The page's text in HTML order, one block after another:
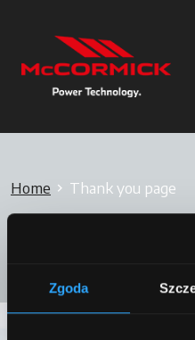
Zgoda
Home Thank you page